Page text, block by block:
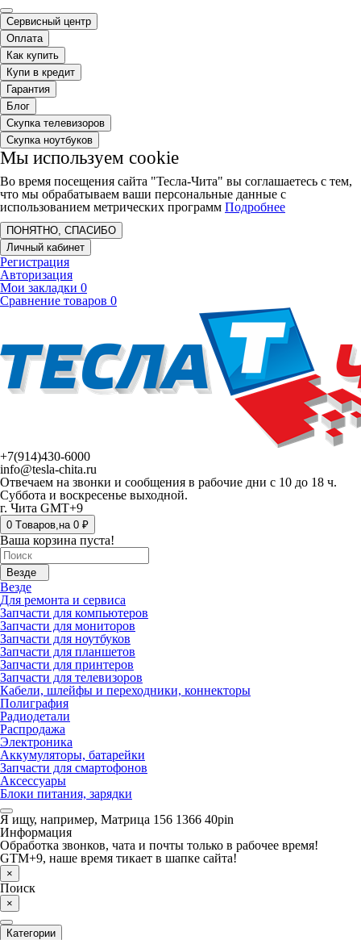
Сервисный центр
Оплата
Как купить
Купи в кредит
Гарантия
Блог
Скупка телевизоров
Скупка ноутбуков
Мы используем cookie
Во время посещения сайта "Тесла-Чита" вы соглашаетесь с тем,
что мы обрабатываем ваши персональные данные с
использованием метрических программ Подробнее
ПОНЯТНО, СПАСИБО
Личный кабинет
Регистрация
Авторизация
Мои закладки 0
Сравнение товаров 0
+7(914)430-6000
info@tesla-chita.ru
Отвечаем на звонки и сообщения в рабочие дни с 10 до 18 ч.
Суббота и воскресенье выходной.
г. Чита GMT+9
0 Tоваров,на 0 ₽
Ваша корзина пуста!
Везде
Везде
Для ремонта и сервиса
Запчасти для компьютеров
Запчасти для мониторов
Запчасти для ноутбуков
Запчасти для планшетов
Запчасти для принтеров
Запчасти для телевизоров
Кабели, шлейфы и переходники, коннекторы
Полиграфия
Радиодетали
Распродажа
Электроника
Аккумуляторы, батарейки
Запчасти для смартофонов
Аксессуары
Блоки питания, зарядки
Я ищу, например, Матрица 156 1366 40pin
Информация
Обработка звонков, чата и почты только в рабочее время!
GTM+9, наше время тикает в шапке сайта!
×
Поиск
×
Категории